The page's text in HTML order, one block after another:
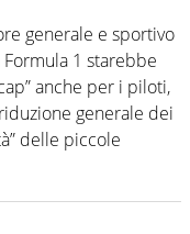
generale e sportivo
1 starebbe
anche per i piloti,
generale dei
delle piccole